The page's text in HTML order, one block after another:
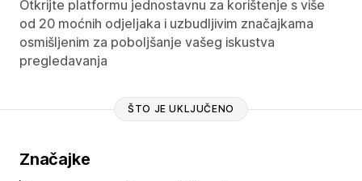
Otkrijte platformu jednostavnu za korištenje s više
od 20 moćnih odjeljaka i uzbudljivim značajkama
osmišljenim za poboljšanje vašeg iskustva
pregledavanja
ŠTO JE UKLJUČENO
Značajke